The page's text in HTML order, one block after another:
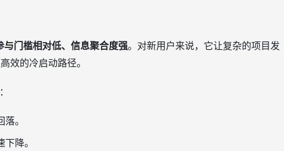
与门槛相对低、信息聚合度强。对新用户来说，它让复杂的项目发
效的冷启动路径。
。
降。